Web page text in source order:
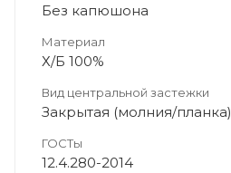
Без капюшона
Материал
Х/Б 100%
Вид центральной застежки
Закрытая (молния/планка)
ГОСТы
12.4.280-2014